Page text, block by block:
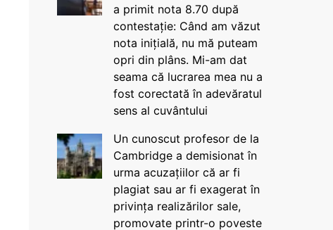
a primit nota 8.70 după
contestație: Când am văzut
nota inițială, nu mă puteam
opri din plâns. Mi-am dat
seama că lucrarea mea nu a
fost corectată în adevăratul
sens al cuvântului
Un cunoscut profesor de la
Cambridge a demisionat în
urma acuzațiilor că ar fi
plagiat sau ar fi exagerat în
privința realizărilor sale,
promovate printr-o poveste